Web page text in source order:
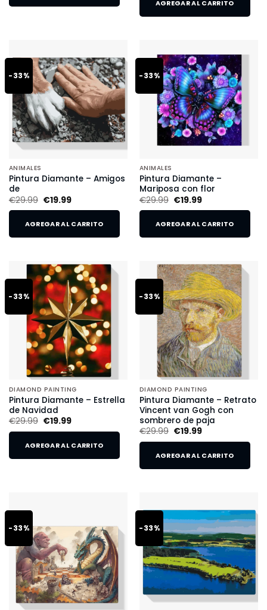
AGREGAR AL CARRITO
-33%
ANIMALES
Pintura Diamante – Amigos
de
€29.99 €19.99
AGREGAR AL CARRITO
-33%
ANIMALES
Pintura Diamante –
Mariposa con flor
€29.99 €19.99
AGREGAR AL CARRITO
-33%
DIAMOND PAINTING
Pintura Diamante – Estrella
de Navidad
€29.99 €19.99
AGREGAR AL CARRITO
-33%
DIAMOND PAINTING
Pintura Diamante – Retrato
Vincent van Gogh con
sombrero de paja
€29.99 €19.99
AGREGAR AL CARRITO
-33% -33%